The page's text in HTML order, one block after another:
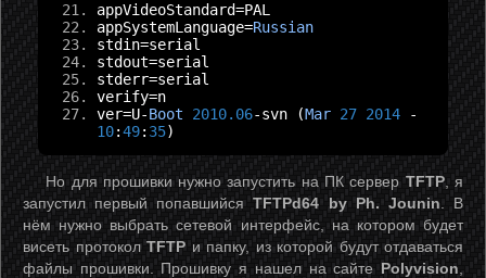
appVideoStandard=PAL
appSystemLanguage=Russian
stdin=serial
stdout=serial
stderr=serial
verify=n
ver=U-Boot 2010.06-svn (Mar 27 2014
-
10:49: 35)
Но для прошивки нужно запустить на ПК сервер TFTP, я
запустил первый попавшийсяTFTPd64 by Ph. Jounin . В
нём нужно выбрать сетевой интерфейс, на котором будет
висеть протокол TFTP и папку, из которой будут отдаваться
файлы прошивки. Прошивку я нашел на сайте Polyvision